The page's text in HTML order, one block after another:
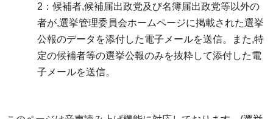
2：候補者,候補届出政党及び名簿届出政党等以外の
者が,選挙管理委員会ホームページに掲載された選挙
公報のデータを添付した電子メールを送信。また,特
定の候補者等の選挙公報のみを抜粋して添付した電
子メールを送信。